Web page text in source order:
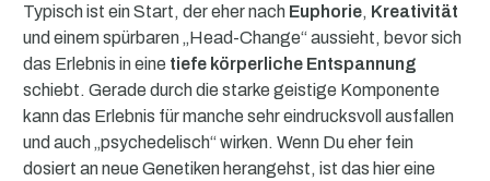
Typisch ist ein Start, der eher nach Euphorie, Kreativität
und einem spürbaren „Head-Change“ aussieht, bevor sich
das Erlebnis in eine tiefe körperliche Entspannung
schiebt. Gerade durch die starke geistige Komponente
kann das Erlebnis für manche sehr eindrucksvoll ausfallen
und auch „psychedelisch“ wirken. Wenn Du eher fein
dosiert an neue Genetiken herangehst, ist das hier eine